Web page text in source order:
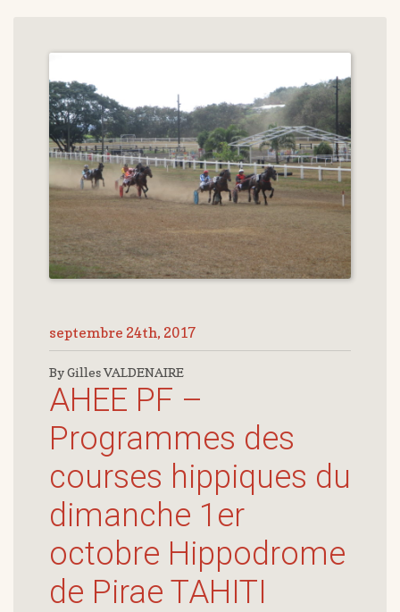
septembre 24th, 2017
By Gilles VALDENAIRE
AHEE PF –
Programmes des
courses hippiques du
dimanche 1er
octobre Hippodrome
de Pirae TAHITI